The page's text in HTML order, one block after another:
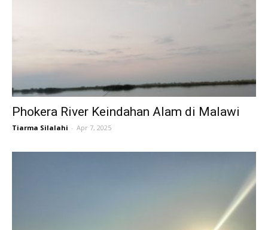
Phokera River Keindahan Alam di Malawi
Tiarma Silalahi - Apr 7, 2025